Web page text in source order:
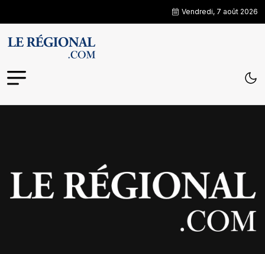
Vendredi, 7 août 2026